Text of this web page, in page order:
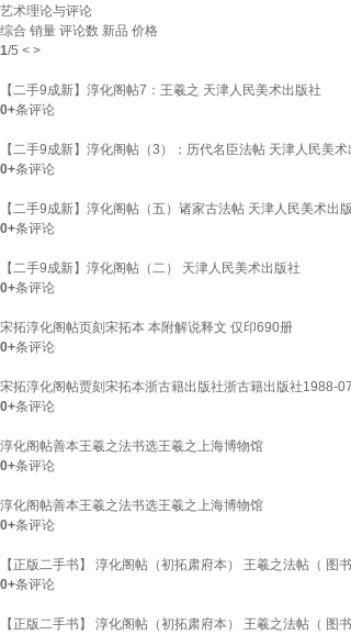
艺术理论与评论
综合 销量 评论数 新品 价格
1/5 < >
【二手9成新】淳化阁帖7：王羲之 天津人民美术出版社
0+条评论
【二手9成新】淳化阁帖（3）：历代名臣法帖 天津人民美术
0+条评论
【二手9成新】淳化阁帖（五）诸家古法帖 天津人民美术出
0+条评论
【二手9成新】淳化阁帖（二） 天津人民美术出版社
0+条评论
宋拓淳化阁帖页刻宋拓本 本附解说释文 仅印690册
0+条评论
宋拓淳化阁帖贾刻宋拓本浙古籍出版社浙古籍出版社1988-07
0+条评论
淳化阁帖善本王羲之法书选王羲之上海博物馆
0+条评论
淳化阁帖善本王羲之法书选王羲之上海博物馆
0+条评论
【正版二手书】 淳化阁帖（初拓肃府本） 王羲之法帖（ 图书
0+条评论
【正版二手书】 淳化阁帖（初拓肃府本） 王羲之法帖（ 图书